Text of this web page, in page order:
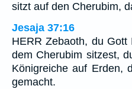
sitzt auf den Cherubim,
Jesaja 37:16
HERR Zebaoth, du
dem Cherubim sitzest,
Königreiche auf Erden,
gemacht.